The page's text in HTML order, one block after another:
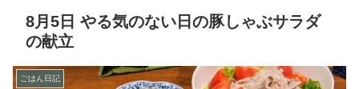
8月5日 やる気のない日の豚しゃぶサラダ
の献立
ごはん日記